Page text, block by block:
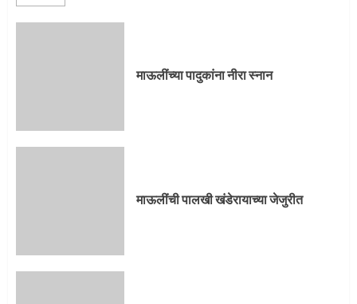
माऊलींच्या पादुकांना नीरा स्नान
माऊलींची पालखी खंडेरायाच्या जेजुरीत